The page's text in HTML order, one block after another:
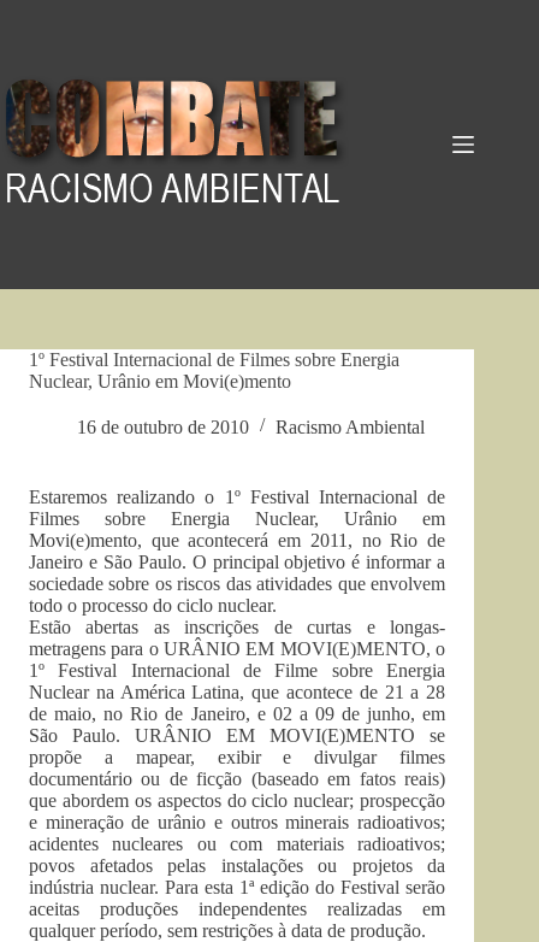
1º Festival Internacional de Filmes sobre Energia
Nuclear, Urânio em Movi(e)mento
16 de outubro de 2010 Racismo Ambiental
Estaremos realizando o 1º Festival Internacional de
Filmes sobre Energia Nuclear, Urânio em
Movi(e)mento, que acontecerá em 2011, no Rio de
Janeiro e São Paulo. O principal objetivo é informar a
sociedade sobre os riscos das atividades que envolvem
todo o processo do ciclo nuclear.
Estão abertas as inscrições de curtas e longas-
metragens para o URÂNIO EM MOVI(E)MENTO, o
1º Festival Internacional de Filme sobre Energia
Nuclear na América Latina, que acontece de 21 a 28
de maio, no Rio de Janeiro, e 02 a 09 de junho, em
São Paulo. URÂNIO EM MOVI(E)MENTO se
propõe a mapear, exibir e divulgar filmes
documentário ou de ficção (baseado em fatos reais)
que abordem os aspectos do ciclo nuclear; prospecção
e mineração de urânio e outros minerais radioativos;
acidentes nucleares ou com materiais radioativos;
povos afetados pelas instalações ou projetos da
indústria nuclear. Para esta 1ª edição do Festival serão
aceitas produções independentes realizadas em
qualquer período, sem restrições à data de produção.